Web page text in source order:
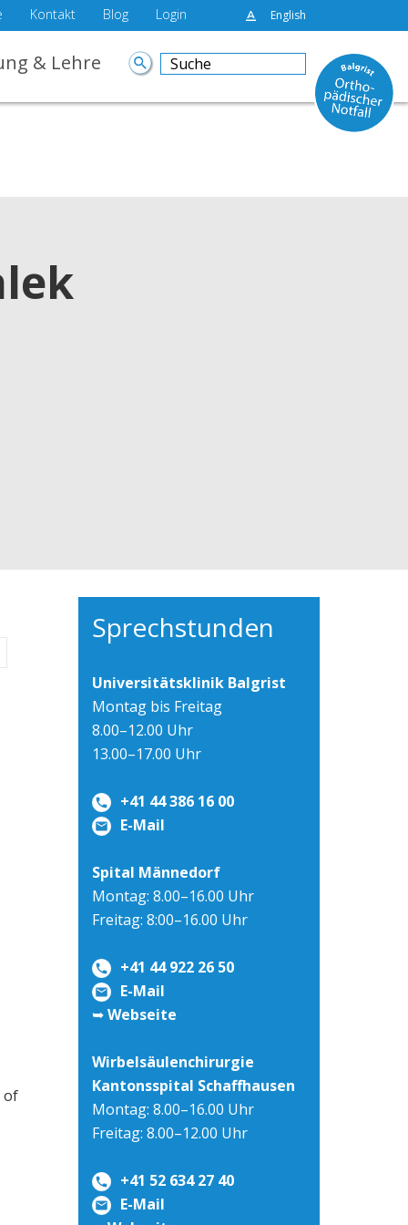
English
Kontakt Blog Login
& Lehre
of
Sprechstunden
Universitätsklinik Balgrist
Montag bis Freitag
8.00–12.00 Uhr
13.00–17.00 Uhr
+41 44 386 16 00
E-Mail
Spital Männedorf
Montag: 8.00–16.00 Uhr
Freitag: 8:00–16.00 Uhr
+41 44 922 26 50
E-Mail
➥Webseite
Wirbelsäulenchirurgie
Kantonsspital Schaffhausen
Montag: 8.00–16.00 Uhr
Freitag: 8.00–12.00 Uhr
+41 52 634 27 40
E-Mail